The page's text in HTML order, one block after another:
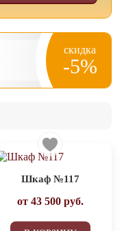
скидка
-5%
Шкаф №117
от 43 500руб.